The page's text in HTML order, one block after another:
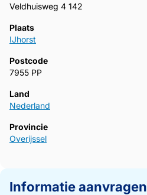
Veldhuisweg 4 142
Plaats
IJhorst
Postcode
7955 PP
Land
Nederland
Provincie
Overijssel
Informatie aanvragen